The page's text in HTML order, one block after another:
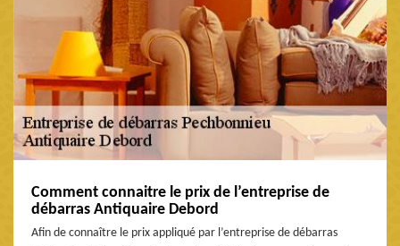
Comment connaitre le prix de l’entreprise de
débarras Antiquaire Debord
Afin de connaître le prix appliqué par l’entreprise de débarras